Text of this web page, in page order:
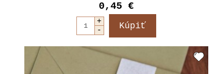
0,45 €